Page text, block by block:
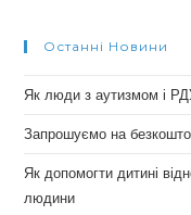
Останні Новини
Як люди з аутизмом і
Запрошуємо на
Як допомогти дитині
людини